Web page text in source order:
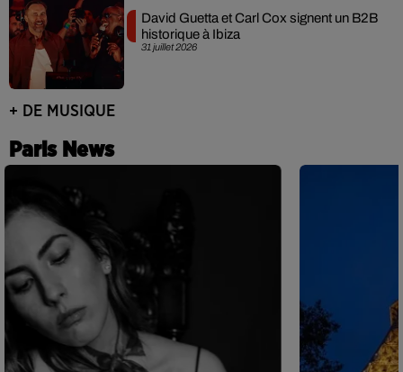
31 juillet 2026
David Guetta et Carl Cox signent un B2B
historique à Ibiza
+ DE MUSIQUE
Paris News